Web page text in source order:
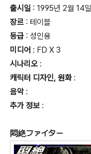
출시일 : 1995년 2월 14일
장르 : 테이블
등급 : 성인용
미디어 : FD X 3
시나리오 :
캐릭터 디자인, 원화:
음악 :
추가 정보 :
悶絶ファイター